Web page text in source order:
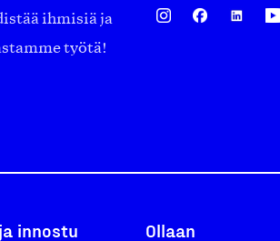
ihmisiä ja
työtä!
innostu
Ollaan